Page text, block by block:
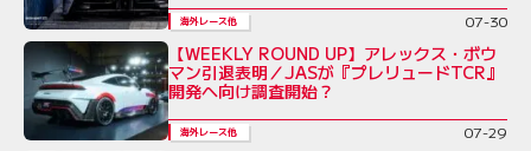
海外レース他 07-30
【WEEKLY ROUND UP】アレックス・ボウ
マン引退表明／JASが『プレリュードTCR』
開発へ向け調査開始？
海外レース他 07-29